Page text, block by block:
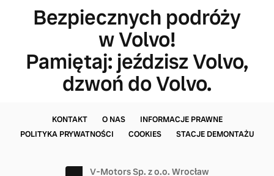
Bezpiecznych podróży
w Volvo!
Pamiętaj: jeździsz Volvo,
dzwoń do Volvo.
KONTAKT O NAS
INFORMACJE PRAWNE
POLITYKA PRYWATNOŚCI
COOKIES STACJE DEMONTAŻU
V-Motors Sp. z o.o. Wrocław